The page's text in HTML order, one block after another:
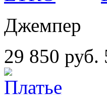
Джемпер
29 850 руб.